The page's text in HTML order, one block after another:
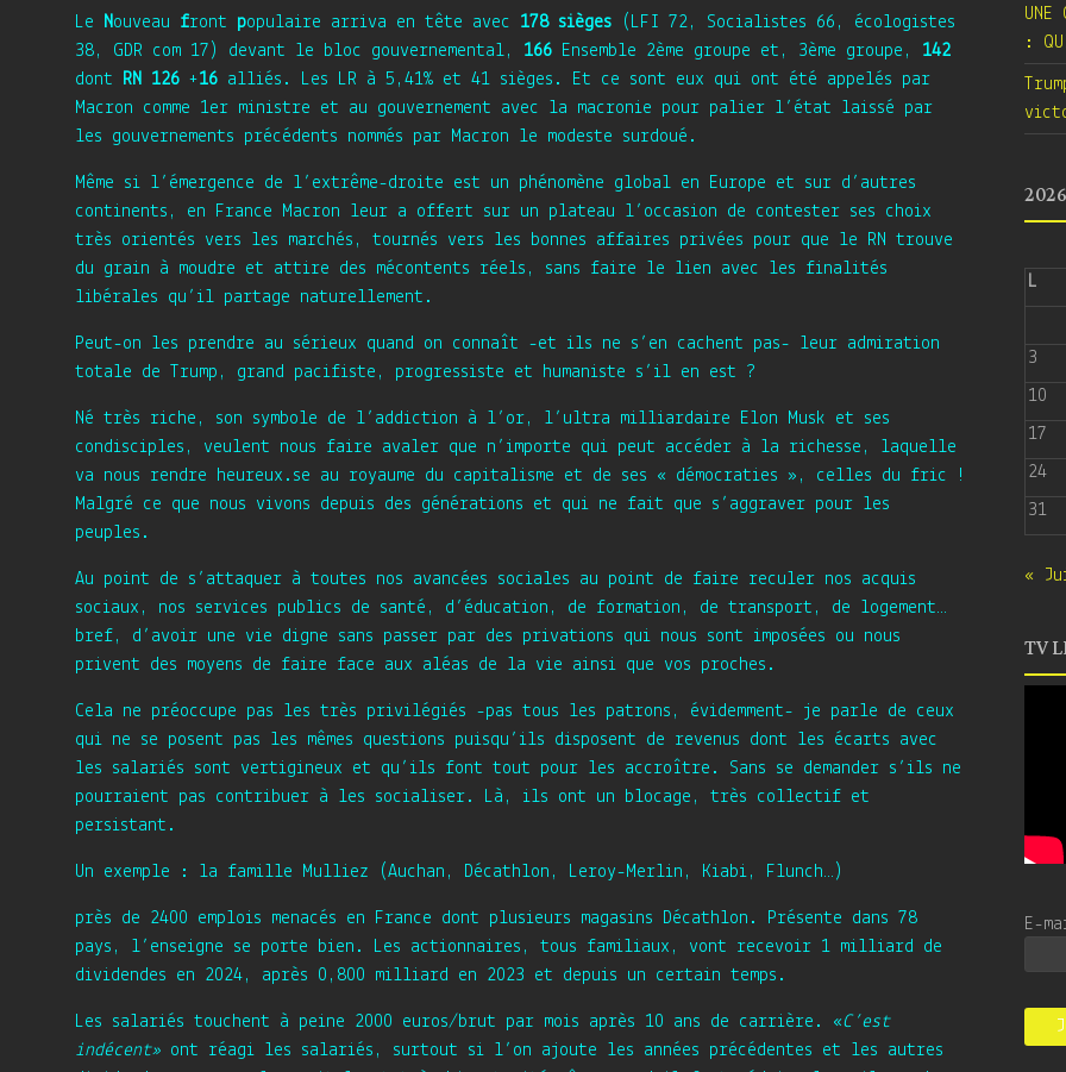
Le Nouveau front populaire arriva en tête avec 178 sièges (LFI 72, Socialistes 66, écologistes
38, GDR com 17) devant le bloc gouvernemental, 166 Ensemble 2ème groupe et, 3ème groupe, 142
dont
RN 126 +16 alliés. Les LR à 5,41% et 41 sièges. Et ce sont eux qui ont été appelés par
Macron comme 1er ministre et au gouvernement avec la macronie pour palier l’état laissé par
les gouvernements précédents nommés par Macron le modeste surdoué.
Même si l’émergence de l’extrême-droite est un phénomène global en Europe et sur d’autres
continents, en France Macron leur a offert sur un plateau l’occasion de contester ses choix
très orientés vers les marchés, tournés vers les bonnes affaires privées pour que le RN trouve
du grain à moudre et attire des mécontents réels, sans faire le lien avec les finalités
libérales qu’il partage naturellement.
Peut-on les prendre au sérieux quand on connaît -et ils ne s’en cachent pas- leur admiration
totale de Trump, grand pacifiste, progressiste et humaniste s’il en est ?
Né très riche, son symbole de l’addiction à l’or, l’ultra milliardaire Elon Musk et ses
condisciples, veulent nous faire avaler que n’importe qui peut accéder à la richesse, laquelle
va nous rendre heureux.se au royaume du capitalisme et de ses « démocraties », celles du fric !
Malgré ce que nous vivons depuis des générations et qui ne fait que s’aggraver pour les
peuples.
Au point de s’attaquer à toutes nos avancées sociales au point de faire reculer nos acquis
sociaux, nos services publics de santé, d’éducation, de formation, de transport, de logement…
bref, d’avoir une vie digne sans passer par des privations qui nous sont imposées ou nous
privent des moyens de faire face aux aléas de la vie ainsi que vos proches.
Cela ne préoccupe pas les très privilégiés -pas tous les patrons, évidemment- je parle de ceux
qui ne se posent pas les mêmes questions puisqu’ils disposent de revenus dont les écarts avec
les salariés sont vertigineux et qu’ils font tout pour les accroître. Sans se demander s’ils ne
pourraient pas contribuer à les socialiser. Là, ils ont un blocage, très collectif et
persistant.
Un exemple : la famille Mulliez (Auchan, Décathlon, Leroy-Merlin, Kiabi, Flunch…)
près de 2400 emplois menacés en France dont plusieurs magasins Décathlon. Présente dans 78
pays, l’enseigne se porte bien. Les actionnaires, tous familiaux, vont recevoir 1 milliard de
dividendes en 2024, après 0,800 milliard en 2023 et depuis un certain temps.
Les salariés touchent à peine 2000 euros/brut par mois après 10 ans de carrière. «C’est
indécent» ont réagi les salariés, surtout si l’on ajoute les années précédentes et les autres
UNE
:
2026
L
3
10
17
24
31
«
TV
E-